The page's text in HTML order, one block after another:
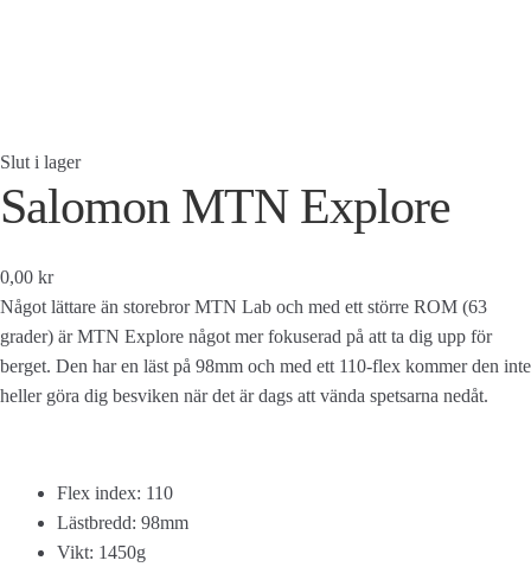
Slut i lager
Salomon MTN Explore
0,00 kr
Något lättare än storebror MTN Lab och med ett större ROM (63
grader) är MTN Explore något mer fokuserad på att ta dig upp för
berget. Den har en läst på 98mm och med ett 110-flex kommer den inte
heller göra dig besviken när det är dags att vända spetsarna nedåt.
Flex index: 110
Lästbredd: 98mm
Vikt: 1450g